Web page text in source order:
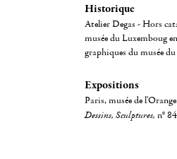
Historique
Atelier Degas - Hors
musée du Luxemboug
graphiques du musée
Expositions
Paris, musée de
Dessins, Sculptures, n°